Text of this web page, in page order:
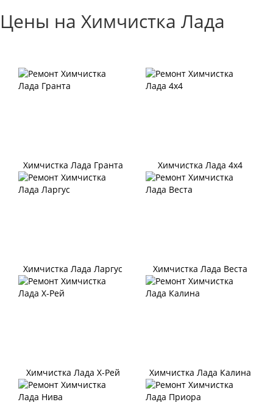
Цены на Химчистка Лада
Химчистка Лада Гранта Химчистка Лада 4х4
Химчистка Лада Ларгус Химчистка Лада Веста
Химчистка Лада Х-Рей Химчистка Лада Калина